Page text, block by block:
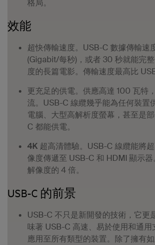
格局。
效能
超快傳輸速度。 USB-C 數據傳輸速
(Gigabit/每秒)，或者 30 秒就能完
度的長篇電影。傳輸速度最高比
更充足的供電。 供應高達 100 瓦特
流。USB-C 線纜幾乎能為任何裝置
電腦、大型高解析度螢幕，甚至是
C 都能供電。
4K 超高清體驗。 USB-C 線纜能將
像度傳遞至 USB-C 和 HDMI 顯示
解像度的 4 倍。
USB-C 的前景
USB-C 不只是新開發的技術，它更
味著 USB-C 高速、易於使用和通用
應用至所有類型的裝置。除了擁有